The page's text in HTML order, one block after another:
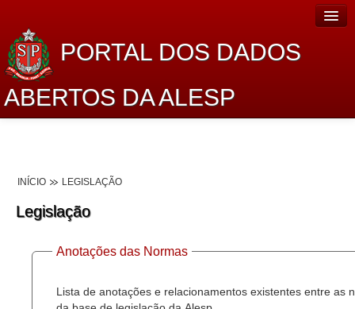
PORTAL DOS DADOS
ABERTOS DA ALESP
Dados Abertos Alesp
Lei de Acesso à Informação
Dados Governamentais Abertos
Planejamento
INÍCIO LEGISLAÇÃO
Legislação
Anotações das Normas
Lista de anotações e relacionamentos existentes entre as